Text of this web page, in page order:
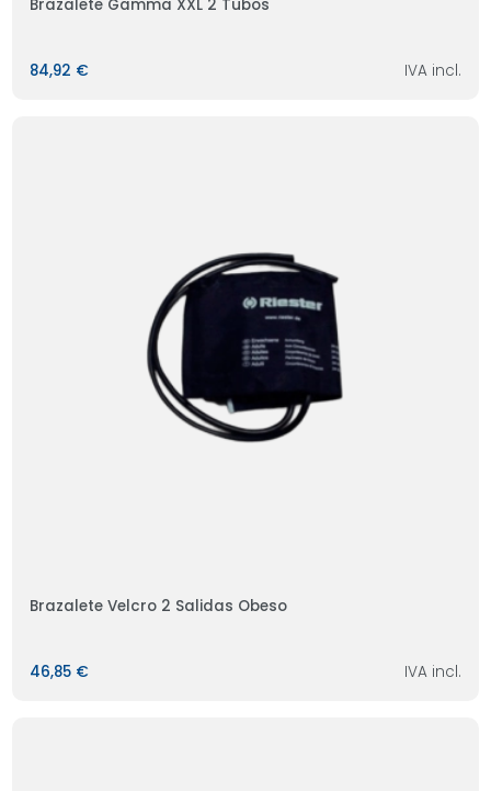
Brazalete Gamma XXL 2 Tubos
84,92 € IVA incl.
Brazalete Velcro 2 Salidas Obeso
46,85 € IVA incl.